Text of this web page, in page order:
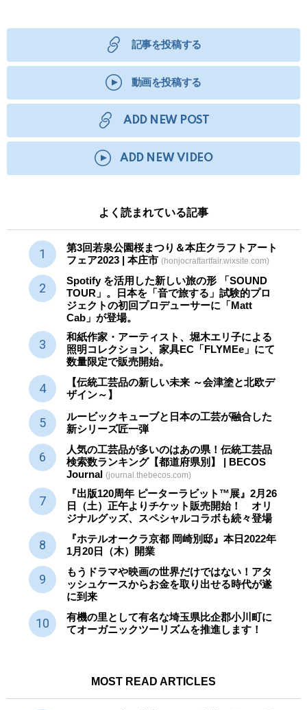
記事を投稿する
動画を投稿する
ADD NEW POST
ADD NEW VIDEO
よく読まれている記事
第3回若泉公園桜まつり＆本庄クラフトアート
フェア2023 | 本庄市 (honjocraftartfair.wixsite.com)
Spotify を活用した新しい旅の形 「SOUND
TOUR」。日本を「音で旅する」試験的プロ
ジェクトの初回プロデューサーに「Matt
Cab」が登場。
和紙作家・アーティスト、堀木エリ子による
照明コレクション、家具EC「FLYMEe」にて
数量限定で販売開始。
【伝統工芸品の新しい未来 ～会津塗と北欧デ
ザイン～】
ルービックキューブと日本の工芸が融合した
新シリーズ匠一弾
人気の工芸品が多いのはあの県！伝統工芸品
検索数ランキング【都道府県別】 | BECOS
Journal (journal.thebecos.com)
『出版120周年 ピーターラビット™展』2月26
日（土）正午よりチケット販売開始！ オリ
ジナルグッズ、スペシャルコラボも続々登場
『ホテルオークラ京都 岡崎別邸』本日2022年
1月20日（木）開業
もうドラマや映画の世界だけではない！アタ
ッシュケースからお金を取り出せる時代が遂
に到来
有機の里として有名な埼玉県比企郡小川町に
てオーガニックツーリズムを推進します！
MOST READ ARTICLES